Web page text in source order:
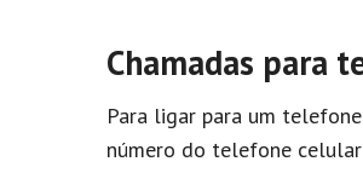
Chamadas para
Para ligar para um
número do telefone